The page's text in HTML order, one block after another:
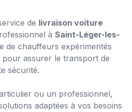
de livraison voiture
à Saint-Léger-les-
de chauffeurs expérimentés
pour assurer le transport de
sécurité.
ou un professionnel,
adaptées à vos besoins